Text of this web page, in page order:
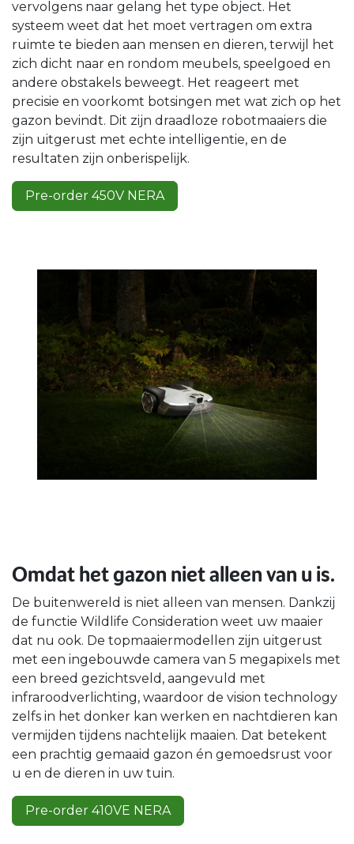
vervolgens naar gelang het type object. Het
systeem weet dat het moet vertragen om extra
ruimte te bieden aan mensen en dieren, terwijl het
zich dicht naar en rondom meubels, speelgoed en
andere obstakels beweegt. Het reageert met
precisie en voorkomt botsingen met wat zich op het
gazon bevindt. Dit zijn draadloze robotmaaiers die
zijn uitgerust met echte intelligentie, en de
resultaten zijn onberispelijk.
Pre-order 450V NERA
Omdat het gazon niet alleen van u is.
De buitenwereld is niet alleen van mensen. Dankzij
de functie Wildlife Consideration weet uw maaier
dat nu ook. De topmaaiermodellen zijn uitgerust
met een ingebouwde camera van 5 megapixels met
een breed gezichtsveld, aangevuld met
infraroodverlichting, waardoor de vision technology
zelfs in het donker kan werken en nachtdieren kan
vermijden tijdens nachtelijk maaien. Dat betekent
een prachtig gemaaid gazon én gemoedsrust voor
u en de dieren in uw tuin.
Pre-order 410VE NERA